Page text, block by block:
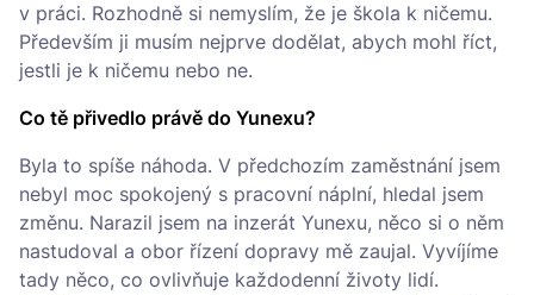
v práci. Rozhodně si nemyslím, že je škola k ničemu.
Především ji musím nejprve dodělat, abych mohl říct,
jestli je k ničemu nebo ne.
Co tě přivedlo právě do Yunexu?
Byla to spíše náhoda. V předchozím zaměstnání jsem
nebyl moc spokojený s pracovní náplní, hledal jsem
změnu. Narazil jsem na inzerát Yunexu, něco si o něm
nastudoval a obor řízení dopravy mě zaujal. Vyvíjíme
tady něco, co ovlivňuje každodenní životy lidí.